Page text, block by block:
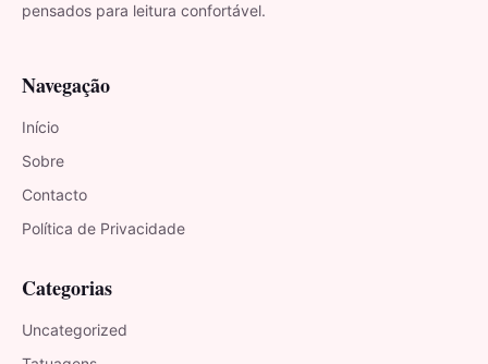
pensados para leitura confortável.
Navegação
Início
Sobre
Contacto
Política de Privacidade
Categorias
Uncategorized